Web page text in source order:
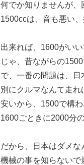
何でか知りませんが、
1500ccは、音も悪い、
出来れば、1600がい
じゃ、昔ながらの
で、一番の問題は、日
別にクルマなんて走れ
安いから、1500で構わ
1600ごときに2000分
だから、日本はダメな
機械の事を知らないで